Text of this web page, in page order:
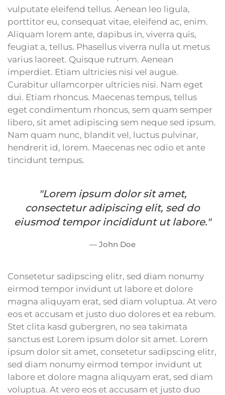
vulputate eleifend tellus. Aenean leo ligula,
porttitor eu, consequat vitae, eleifend ac, enim.
Aliquam lorem ante, dapibus in, viverra quis,
feugiat a, tellus. Phasellus viverra nulla ut metus
varius laoreet. Quisque rutrum. Aenean
imperdiet. Etiam ultricies nisi vel augue.
Curabitur ullamcorper ultricies nisi. Nam eget
dui. Etiam rhoncus. Maecenas tempus, tellus
eget condimentum rhoncus, sem quam semper
libero, sit amet adipiscing sem neque sed ipsum.
Nam quam nunc, blandit vel, luctus pulvinar,
hendrerit id, lorem. Maecenas nec odio et ante
tincidunt tempus.
"Lorem ipsum dolor sit amet,
consectetur adipiscing elit, sed do
eiusmod tempor incididunt ut labore."
John Doe
Consetetur sadipscing elitr, sed diam nonumy
eirmod tempor invidunt ut labore et dolore
magna aliquyam erat, sed diam voluptua. At vero
eos et accusam et justo duo dolores et ea rebum.
Stet clita kasd gubergren, no sea takimata
sanctus est Lorem ipsum dolor sit amet. Lorem
ipsum dolor sit amet, consetetur sadipscing elitr,
sed diam nonumy eirmod tempor invidunt ut
labore et dolore magna aliquyam erat, sed diam
voluptua. At vero eos et accusam et justo duo